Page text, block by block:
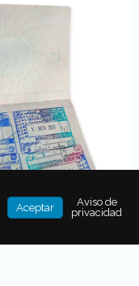
Aceptar
Aviso de
privacidad